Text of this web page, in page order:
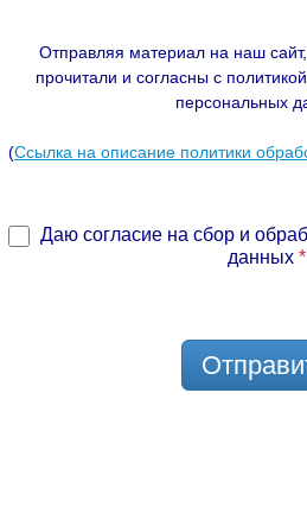
Отправляя материал на наш
прочитали и согласны с
персональных
(Ссылка на описание политики
Даю согласие на сбор и
данных *